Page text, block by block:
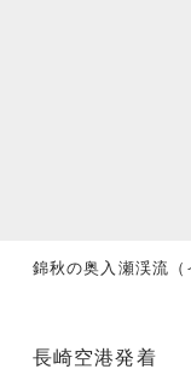
錦秋の奥入瀬渓流
長崎空港発着